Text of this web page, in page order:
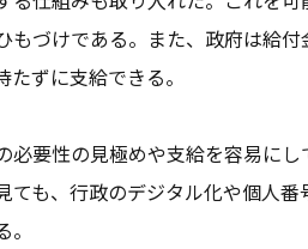
もづけである。また、政府は給
ずに支給できる。
必要性の見極めや支給を容易に
ても、行政のデジタル化や個人